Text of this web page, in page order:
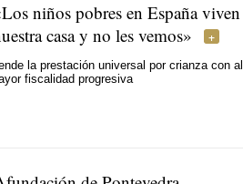
niños pobres en España viven
casa y no les vemos»
la prestación universal por crianza con al
fiscalidad progresiva